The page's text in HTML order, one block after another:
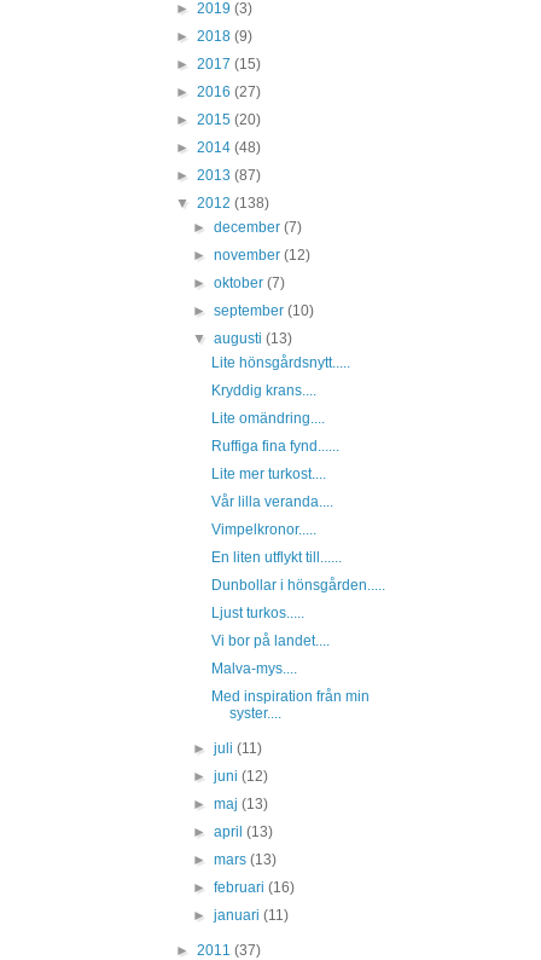
► 2019 (3)
► 2018 (9)
► 2017 (15)
► 2016 (27)
► 2015 (20)
► 2014 (48)
► 2013 (87)
▼ 2012 (138)
►december(7)
►november(12)
►oktober(7)
►september(10)
▼augusti(13)
Lite hönsgårdsnytt.....
Kryddig krans....
Lite omändring....
Ruffiga fina fynd......
Lite mer turkost....
Vår lilla veranda....
Vimpelkronor.....
En liten utflykt till......
Dunbollar i hönsgården.....
Ljust turkos.....
Vi bor på landet....
Malva-mys....
Med inspiration från min
syster....
►juli(11)
►juni(12)
►maj(13)
►april(13)
►mars(13)
►februari(16)
►januari(11)
► 2011 (37)